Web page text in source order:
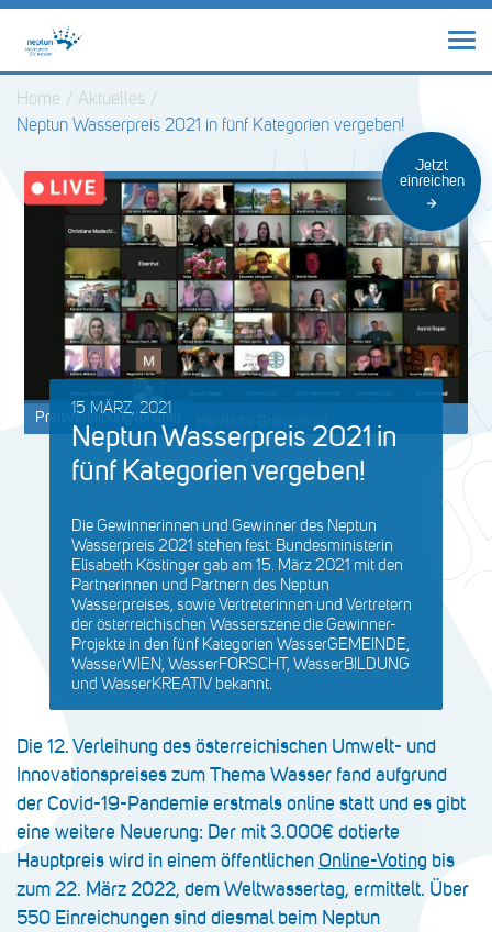
Jetzt
einreichen
Home / Aktuelles /
Neptun Wasserpreis 2021 in fünf Kategorien vergeben!
Preisverleihung (online)
15 MÄRZ, 2021
Neptun Wasserpreis 2021 in
fünf Kategorien vergeben!
Die Gewinnerinnen und Gewinner des Neptun
Wasserpreis 2021 stehen fest: Bundesministerin
Elisabeth Köstinger gab am 15. März 2021 mit den
Partnerinnen und Partnern des Neptun
Wasserpreises, sowie Vertreterinnen und Vertretern
der österreichischen Wasserszene die Gewinner-
Projekte in den fünf Kategorien WasserGEMEINDE,
WasserWIEN, WasserFORSCHT, WasserBILDUNG
und WasserKREATIV bekannt.
Die 12. Verleihung des österreichischen Umwelt- und
Innovationspreises zum Thema Wasser fand aufgrund
der Covid-19-Pandemie erstmals online statt und es gibt
eine weitere Neuerung: Der mit 3.000€ dotierte
Hauptpreis wird in einem öffentlichen Online-Voting bis
zum 22. März 2022, dem Weltwassertag, ermittelt. Über
550 Einreichungen sind diesmal beim Neptun